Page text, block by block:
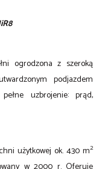
ogrodzona z szeroką
podjazdem
uzbrojenie: prąd,
użytkowej ok. 430 m2